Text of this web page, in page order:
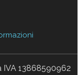
IVA 13868590962